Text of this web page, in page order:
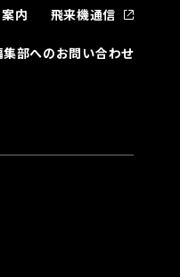
内 飛来機通信
集部へのお問い合わせ